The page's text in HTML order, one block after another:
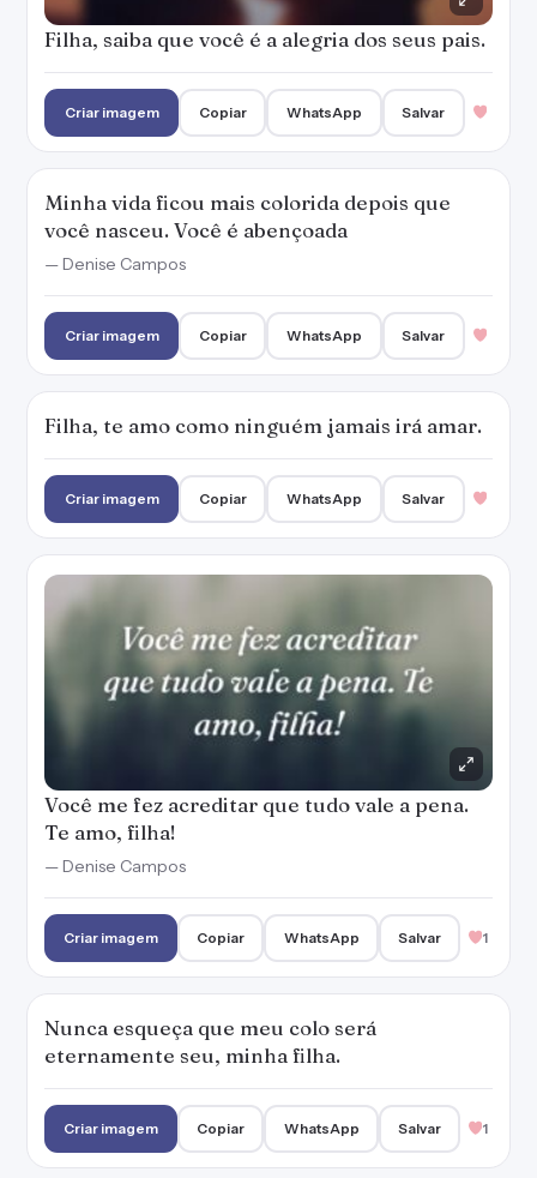
Filha, saiba que você é a alegria dos seus pais.
Criar imagem Copiar WhatsApp Salvar
Minha vida ficou mais colorida depois que
você nasceu. Você é abençoada
— Denise Campos
Criar imagem Copiar WhatsApp Salvar
Filha, te amo como ninguém jamais irá amar.
Criar imagem Copiar WhatsApp Salvar
Você me fez acreditar que tudo vale a pena.
Te amo, filha!
— Denise Campos
Criar imagem Copiar WhatsApp Salvar 1
Nunca esqueça que meu colo será
eternamente seu, minha filha.
Criar imagem Copiar WhatsApp Salvar 1